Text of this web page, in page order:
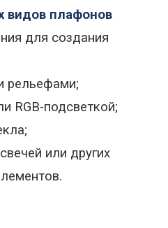
видов плафонов
для создания
рельефами;
RGB-подсветкой;
или других